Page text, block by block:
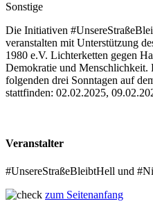
Sonstige
Die Initiativen
veranstalten mit Unterstützung
1980 e.V. Lichterketten gegen
Demokratie und Menschlichkeit.
folgenden drei Sonntagen auf
stattfinden: 02.02.2025,
Veranstalter
#UnsereStraßeBleibtHell und
zum Seitenanfang